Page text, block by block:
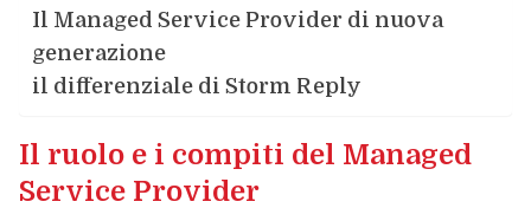
Il Managed Service Provider di nuova
generazione
il differenziale di Storm Reply
Il ruolo e i compiti del Managed
Service Provider